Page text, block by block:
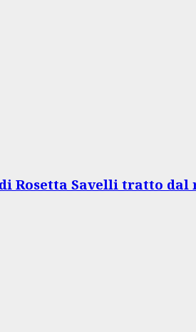
Rosetta Savelli tratto dal